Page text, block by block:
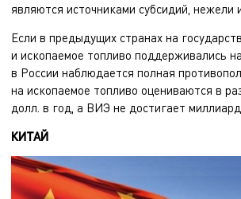
являются источниками субсидий, нежели
Если в предыдущих странах на
и ископаемое топливо поддерживались
в России наблюдается полная
на ископаемое топливо оцениваются в
долл. в год, а ВИЭ не достигает
КИТАЙ